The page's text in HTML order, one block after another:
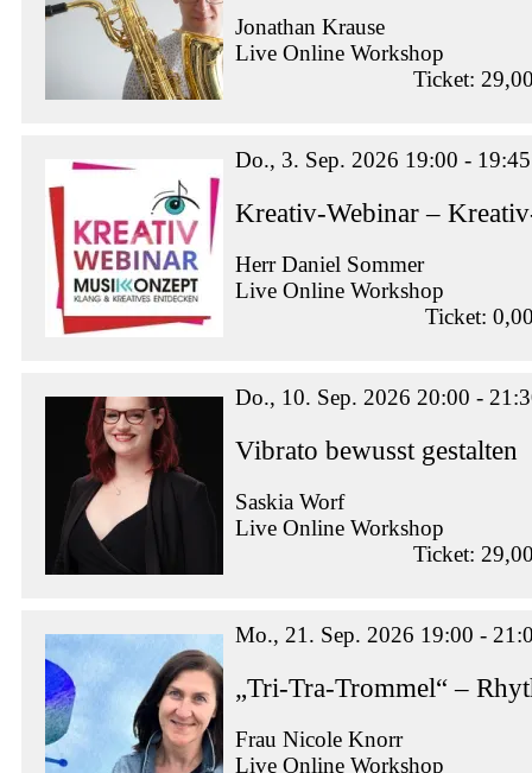
Jonathan Krause
Live Online Workshop
Ticket:
Do., 3. Sep. 2026 19:00 - 19:45
Kreativ-Webinar –
Herr Daniel Sommer
Live Online Workshop
Ticket:
Do., 10. Sep. 2026 20:00 -
Vibrato bewusst gestalten
Saskia Worf
Live Online Workshop
Ticket:
Mo., 21. Sep. 2026 19:00 -
„Tri-Tra-Trommel“ –
Frau Nicole Knorr
Live Online Workshop